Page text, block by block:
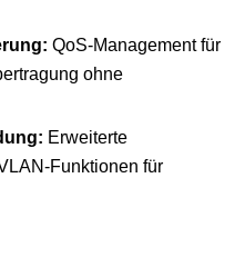
QoS-Management für
ohne
Erweiterte
Funktionen für